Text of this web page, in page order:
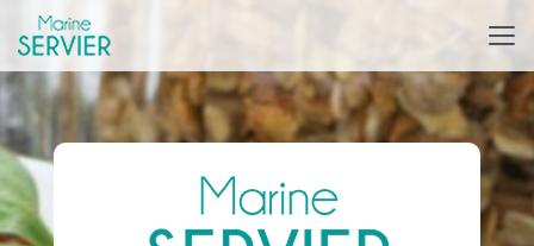
au
contenu
principal